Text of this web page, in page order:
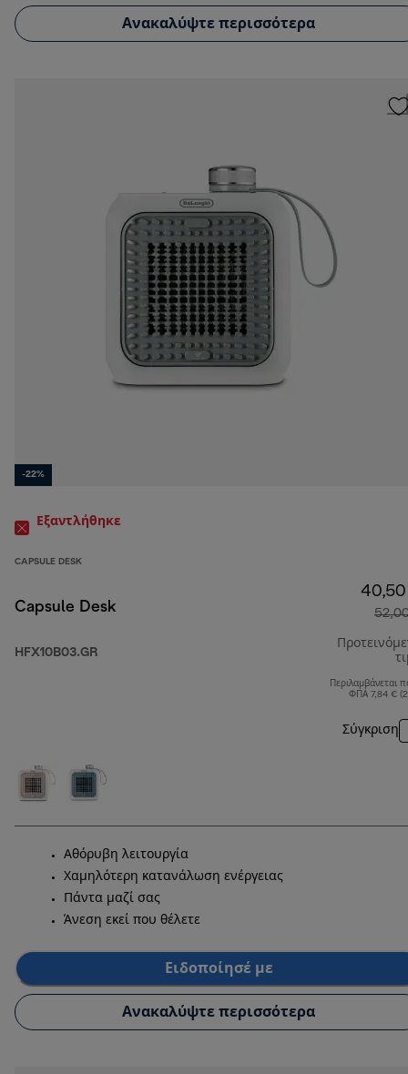
Ανακαλύψτε περισσότερα
-22%
Εξαντλήθηκε
CAPSULE DESK
Capsule Desk
HFX10B03.GR
Περιλαμβάνεται
ΦΠΑ 7,84 €
Σύγκριση
Αθόρυβη λειτουργία
Χαμηλότερη κατανάλωση ενέργειας
Πάντα μαζί σας
Άνεση εκεί που θέλετε
Ειδοποίησέ με
Ανακαλύψτε περισσότερα